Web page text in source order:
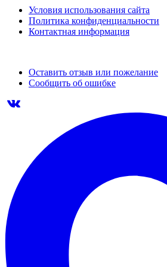
Условия использования сайта
Политика конфиденциальности
Контактная информация
Оставить отзыв или пожелание
Сообщить об ошибке